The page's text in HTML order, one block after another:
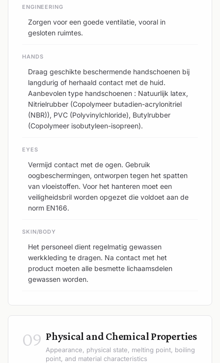
ENGINEERING
Zorgen voor een goede ventilatie, vooral in
gesloten ruimtes.
HANDS
Draag geschikte beschermende handschoenen bij
langdurig of herhaald contact met de huid.
Aanbevolen type handschoenen : Natuurlijk latex,
Nitrielrubber (Copolymeer butadien-acrylonitriel
(NBR)), PVC (Polyvinylchloride), Butylrubber
(Copolymeer isobutyleen-isopreen).
EYES
Vermijd contact met de ogen. Gebruik
oogbeschermingen, ontworpen tegen het spatten
van vloeistoffen. Voor het hanteren moet een
veiligheidsbril worden opgezet die voldoet aan de
norm EN166.
SKIN/BODY
Het personeel dient regelmatig gewassen
werkkleding te dragen. Na contact met het
product moeten alle besmette lichaamsdelen
gewassen worden.
09 Physical and Chemical Properties
Appearance, physical state, melting point, boiling
point, and material characteristics